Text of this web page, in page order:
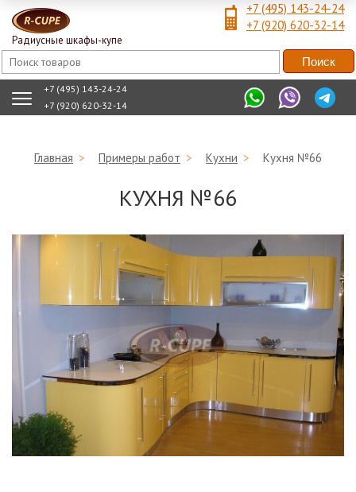
Радиусные шкафы-купе
+7 (495) 143-24-24
+7 (920) 620-32-14
+7 (495) 143-24-24
+7 (920) 620-32-14
Главная > Примеры работ > Кухни > Кухня №66
КУХНЯ №66